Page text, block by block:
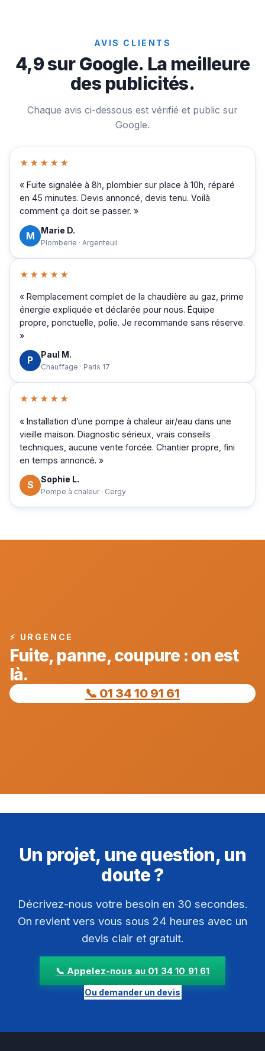
AVIS CLIENTS
4,9 sur Google. La meilleure
des publicités.
Chaque avis ci-dessous est vérifié et public sur
Google.
★★★★★
« Fuite signalée à 8h, plombier sur place à 10h, réparé
en 45 minutes. Devis annoncé, devis tenu. Voilà
comment ça doit se passer. »
M Marie D.
Plomberie · Argenteuil
★★★★★
« Remplacement complet de la chaudière au gaz, prime
énergie expliquée et déclarée pour nous. Équipe
propre, ponctuelle, polie. Je recommande sans réserve.
»
P Paul M.
Chauffage · Paris 17
★★★★★
« Installation d’une pompe à chaleur air/eau dans une
vieille maison. Diagnostic sérieux, vrais conseils
techniques, aucune vente forcée. Chantier propre, fini
en temps annoncé. »
S Sophie L.
Pompe à chaleur · Cergy
⚡ URGENCE
Fuite, panne, coupure : on est
là.
📞 01 34 10 91 61
Un projet, une question, un
doute ?
Décrivez-nous votre besoin en 30 secondes.
On revient vers vous sous 24 heures avec un
devis clair et gratuit.
📞 Appelez-nous au 01 34 10 91 61
Ou demander un devis